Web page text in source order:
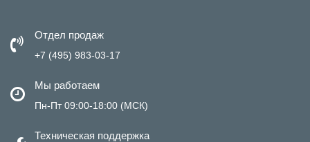
Отдел продаж
+7 (495) 983-03-17
Мы работаем
Пн-Пт 09:00-18:00 (МСК)
Техническая поддержка